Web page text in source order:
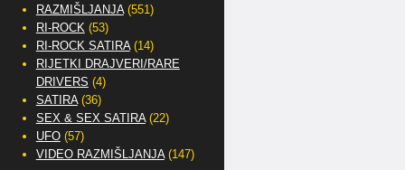
RAZMIŠLJANJA(551)
RI-ROCK(53)
RI-ROCK SATIRA(14)
RIJETKI DRAJVERI/RARE
DRIVERS (4)
SATIRA(36)
SEX & SEX SATIRA(22)
UFO(57)
VIDEO RAZMIŠLJANJA(147)